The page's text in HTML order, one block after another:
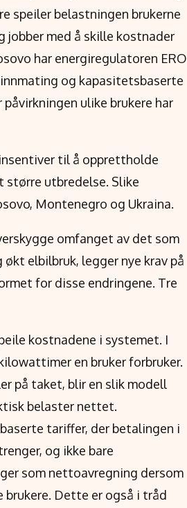
speiler belastningen brukerne
med å skille kostnader
har energiregulatoren ERO
og kapasitetsbaserte
ulike brukere har
til å opprettholde
utbredelse. Slike
Montenegro og Ukraina.
omfanget av det som
elbilbruk, legger nye krav på
for disse endringene. Tre
kostnadene i systemet. I
en bruker forbruker.
på taket, blir en slik modell
belaster nettet.
tariffer, der betalingen i
og ikke bare
som nettoavregning dersom
Dette er også i tråd